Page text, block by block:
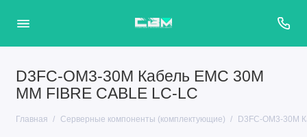
D3FC-OM3-30M Кабель EMC 30M
MM FIBRE CABLE LC-LC
Главная Серверные компоненты (комплектующие) D3FC-OM3-30M